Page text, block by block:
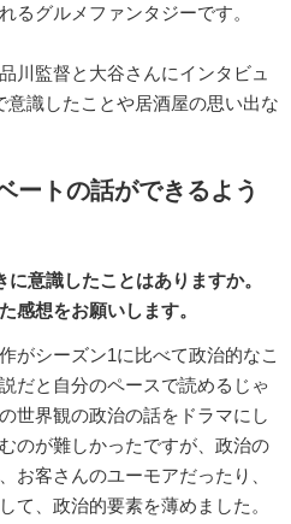
るグルメファンタジーです。
川監督と大谷さんにインタビュ
識したことや居酒屋の思い出な
ートの話ができるよう
意識したことはありますか。
感想をお願いします。
がシーズン1に比べて政治的なこ
だと自分のペースで読めるじゃ
世界観の政治の話をドラマにし
のが難しかったですが、政治の
お客さんのユーモアだったり、
て、政治的要素を薄めました。